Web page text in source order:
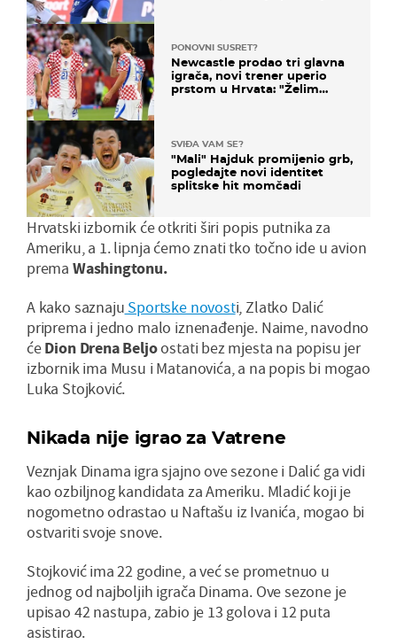
PONOVNI SUSRET?
Newcastle prodao tri glavna
igrača, novi trener uperio
prstom u Hrvata: "Želim
SVIĐA VAM SE?
"Mali" Hajduk promijenio grb,
pogledajte novi identitet
splitske hit momčadi
Hrvatski izbornik će otkriti širi popis putnika za
Ameriku, a 1. lipnja ćemo znati tko točno ide u avion
prema Washingtonu.
A kako saznaju Sportske novosti, Zlatko Dalić
priprema i jedno malo iznenađenje. Naime, navodno
ćeDion Drena Beljoostati bez mjesta na popisu jer
izbornik ima Musu i Matanovića, a na popis bi mogao
Luka Stojković.
Nikada nije igrao za Vatrene
Veznjak Dinama igra sjajno ove sezone i Dalić ga vidi
kao ozbiljnog kandidata za Ameriku. Mladić koji je
nogometno odrastao u Naftašu iz Ivanića, mogao bi
ostvariti svoje snove.
Stojković ima 22 godine, a već se prometnuo u
jednog od najboljih igrača Dinama. Ove sezone je
upisao 42 nastupa, zabio je 13 golova i 12 puta
asistirao.